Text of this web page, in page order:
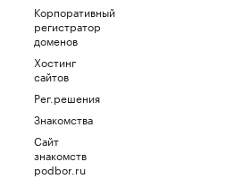
Корпоративный
регистратор
доменов
Хостинг
сайтов
Рег.решения
Знакомства
Сайт
знакомств
podbor.ru